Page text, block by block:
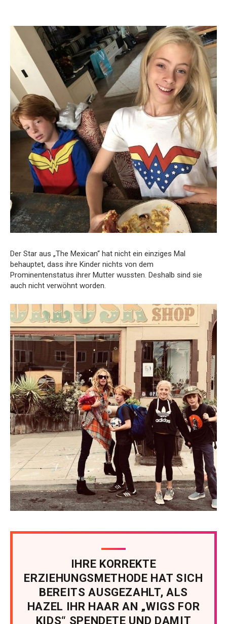
Der Star aus „The Mexican“ hat nicht ein einziges Mal
behauptet, dass ihre Kinder nichts von dem
Prominentenstatus ihrer Mutter wussten. Deshalb sind sie
auch nicht verwöhnt worden.
IHRE KORREKTE
ERZIEHUNGSMETHODE HAT SICH
BEREITS AUSGEZAHLT, ALS
HAZEL IHR HAAR AN „WIGS FOR
KIDS“ SPENDETE UND DAMIT